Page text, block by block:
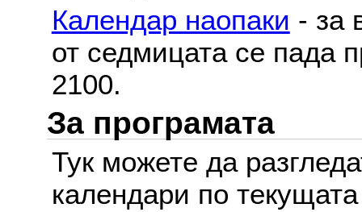
Календар наопаки - за
от седмицата се пада
2100.
За програмата
Тук можете да
календари по